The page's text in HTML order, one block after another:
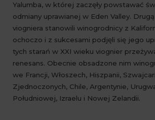
Yalumba, w której zaczęły powstawać
odmiany uprawianej w Eden Valley.
viogniera stanowili winogrodnicy z
ochoczo i z sukcesami podjęli się jego
tych starań w XXI wieku viognier
renesans. Obecnie obsadzone nim
we Francji, Włoszech, Hiszpanii,
Zjednoczonych, Chile, Argentynie,
Południowej, Izraelu i Nowej Zelandii.